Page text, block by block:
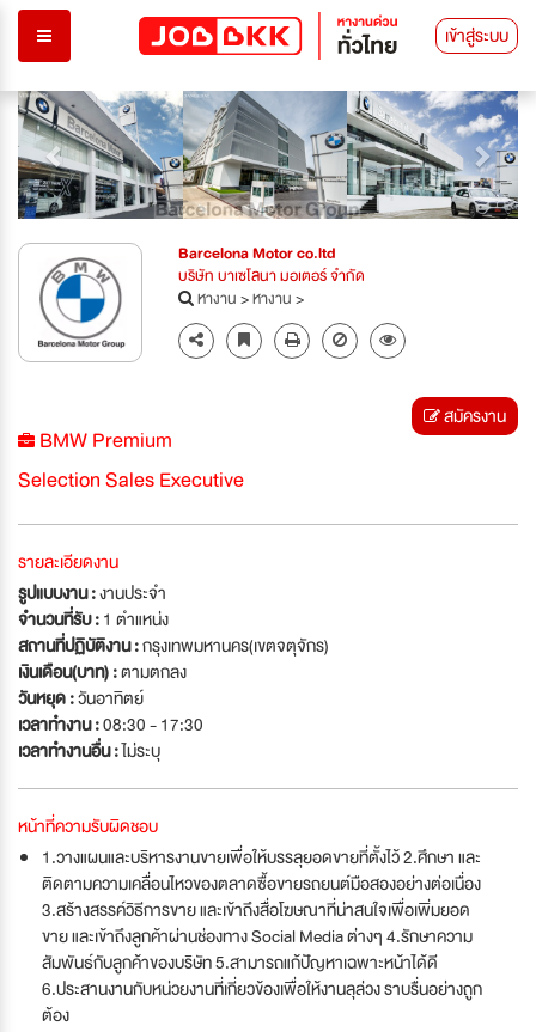
เข้าสู่ระบบ
Previous Next
Barcelona Motor co.ltd
บริษัท บาเซโลนา มอเตอร์ จำกัด
หางาน>หางาน>
BMW Premium
Selection Sales Executive
สมัครงาน
รายละเอียดงาน
รูปแบบงาน :งานประจำ
จำนวนที่รับ :1 ตำแหน่ง
สถานที่ปฏิบัติงาน :กรุงเทพมหานคร(เขตจตุจักร)
เงินเดือน(บาท) :ตามตกลง
วันหยุด :วันอาทิตย์
เวลาทำงาน :08:30 - 17:30
เวลาทำงานอื่น :ไม่ระบุ
หน้าที่ความรับผิดชอบ
1.วางแผนและบริหารงานขายเพื่อให้บรรลุยอดขายที่ตั้งไว้ 2.ศึกษา และ
ติดตามความเคลื่อนไหวของตลาดซื้อขายรถยนต์มือสองอย่างต่อเนื่อง
3.สร้างสรรค์วิธีการขาย และเข้าถึงสื่อโฆษณาที่น่าสนใจเพื่อเพิ่มยอด
ขาย และเข้าถึงลูกค้าผ่านช่องทาง Social Media ต่างๆ 4.รักษาความ
สัมพันธ์กับลูกค้าของบริษัท 5.สามารถแก้ปัญหาเฉพาะหน้าได้ดี
6.ประสานงานกับหน่วยงานที่เกี่ยวข้องเพื่อให้งานลุล่วง ราบรื่นอย่างถูก
ต้อง